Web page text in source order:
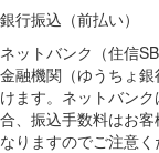
銀行振込（前払い）
ネットバンク（住信
金融機関（ゆうちょ
けます。ネットバン
合、振込手数料はお
なりますのでご注意く